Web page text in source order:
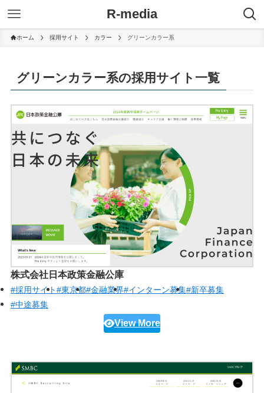
R-media
ホーム 採用サイト カラー グリーンカラー系
グリーンカラー系の採用サイト一覧
株式会社日本政策金融公庫
#採用サイト#東京都#金融業界#インターン募集#新卒募集
#中途募集
View More